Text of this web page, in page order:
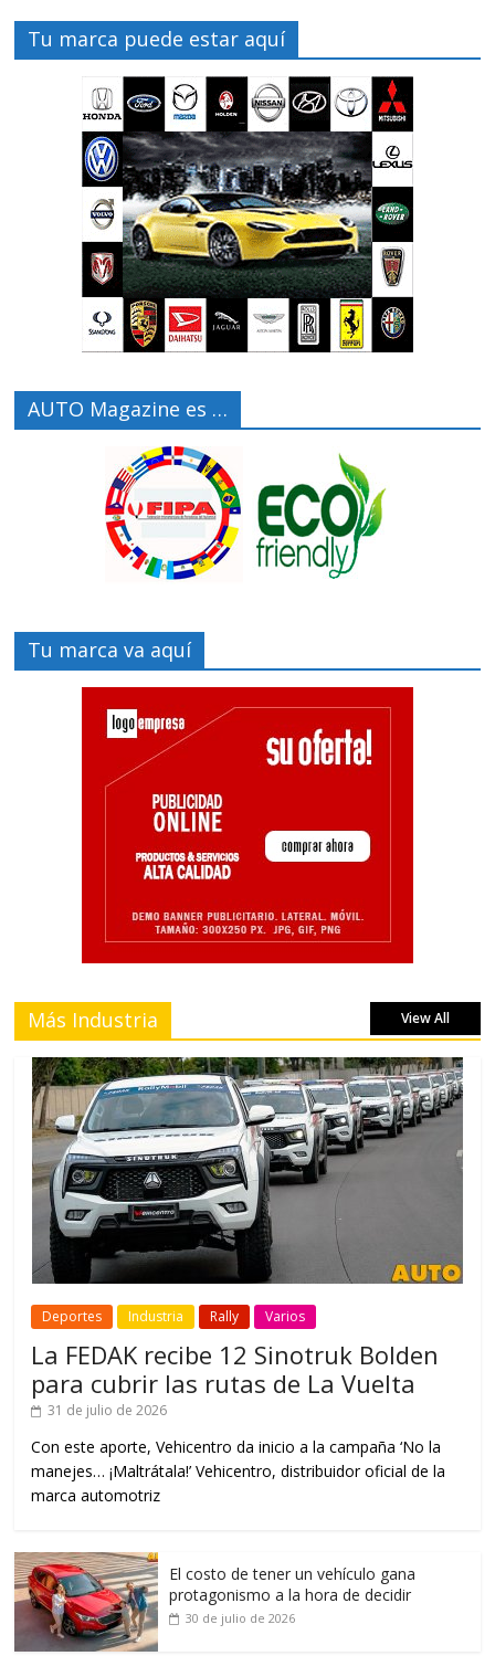
Tu marca puede estar aquí
AUTO Magazine es …
Tu marca va aquí
Más Industria View All
Deportes Industria Rally Varios
La FEDAK recibe 12 Sinotruk Bolden
para cubrir las rutas de La Vuelta
31 de julio de 2026
Con este aporte, Vehicentro da inicio a la campaña ‘No la
manejes… ¡Maltrátala!’ Vehicentro, distribuidor oficial de la
marca automotriz
El costo de tener un vehículo gana
protagonismo a la hora de decidir
30 de julio de 2026